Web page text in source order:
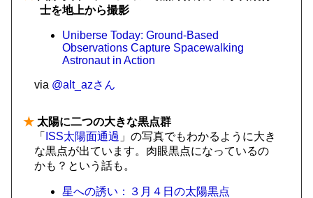
士を地上から撮影
Uniberse Today: Ground-Based
Observations Capture Spacewalking
Astronaut in Action
via @alt_azさん
★ 太陽に二つの大きな黒点群
「
ISS太陽面通過 」の写真でもわかるように大き
な黒点が出ています。肉眼黒点になっているの
かも？という話も。
星への誘い：３月４日の太陽黒点